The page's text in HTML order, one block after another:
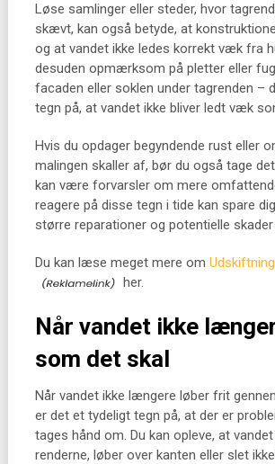
Løse samlinger eller steder, hvor
skævt, kan også betyde, at
og at vandet ikke ledes korrekt væk fra
desuden opmærksom på pletter eller
facaden eller soklen under tagrenden –
tegn på, at vandet ikke bliver ledt væk
Hvis du opdager begyndende rust eller
malingen skaller af, bør du også tage
kan være forvarsler om mere
reagere på disse tegn i tide kan spare
større reparationer og potentielle
Du kan læse meget mere om
her.
Når vandet ikke
som det skal
Når vandet ikke længere løber frit
er det et tydeligt tegn på, at der er
tages hånd om. Du kan opleve, at
renderne, løber over kanten eller slet